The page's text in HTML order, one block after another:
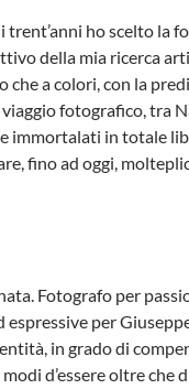
trent’anni ho scelto la
della mia ricerca
che a colori, con la
viaggio fotografico, tra
immortalati in totale
fino ad oggi,
Fotografo per
per
in grado di
d’essere oltre che